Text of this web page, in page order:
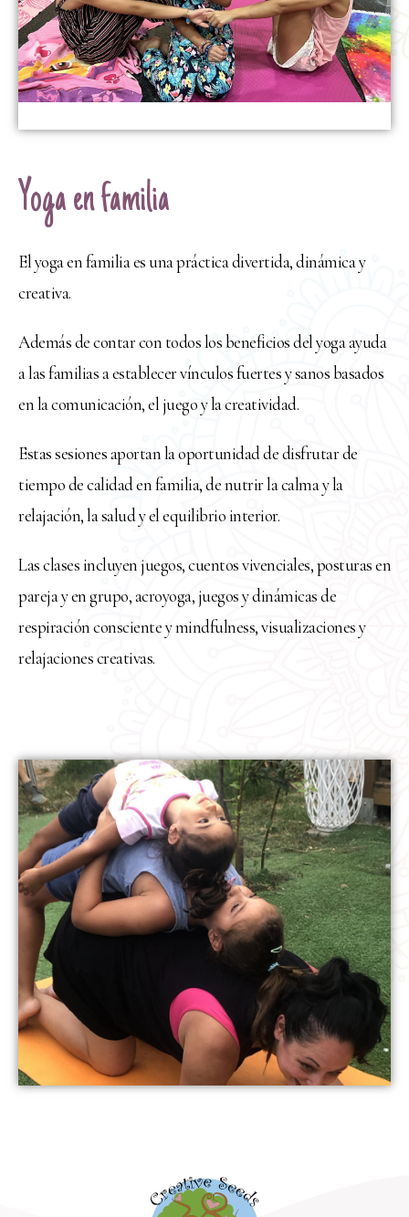
Yoga en familia
El yoga en familia es una práctica divertida, dinámica y
creativa.
Además de contar con todos los beneficios del yoga ayuda
a las familias a establecer vínculos fuertes y sanos basados
en la comunicación, el juego y la creatividad.
Estas sesiones aportan la oportunidad de disfrutar de
tiempo de calidad en familia, de nutrir la calma y la
relajación, la salud y el equilibrio interior.
Las clases incluyen juegos, cuentos vivenciales, posturas en
pareja y en grupo, acroyoga, juegos y dinámicas de
respiración consciente y mindfulness, visualizaciones y
relajaciones creativas.